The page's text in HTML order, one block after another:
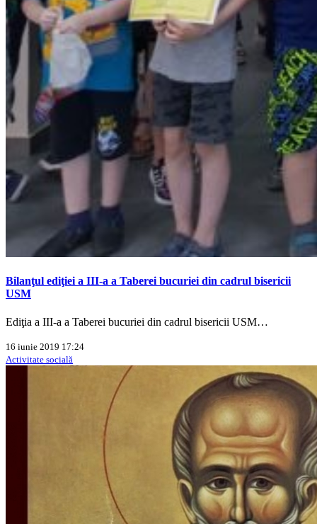
Bilanţul ediţiei a III-a a Taberei bucuriei din cadrul bisericii
USM
Ediţia a III-a a Taberei bucuriei din cadrul bisericii USM…
16 iunie 2019 17:24
Activitate socială